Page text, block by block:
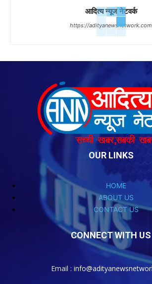
आदित्य न्यूज नेटवर्क
https://adityanewsnetwork.com
OUR LINKS
HOME
ABOUT US
CONTACT US
CONNECT WITH US
Email :